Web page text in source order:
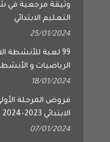
وثيقة مرجعية في
التعليم الابتدائي
25/01/2024
99 لعبة للأنشطة
الرياضيات و
18/01/2024
فروض المرحلة
الابتدائي 2023-2024
07/01/2024